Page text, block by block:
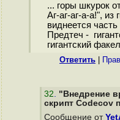
... горы шкурок
Аг-аг-аг-а-а!", из
виднеется
Предтеч -
гигантский
Ответить
32. "Внедрение
скрипт Codecov
Сообщение от